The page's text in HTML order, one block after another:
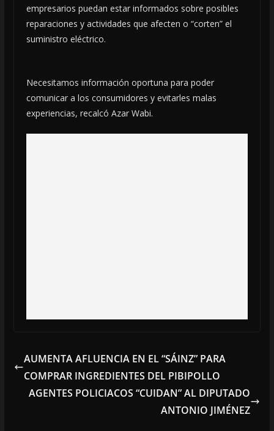
empresarios puedan estar informados sobre posibles
reparaciones y actividades que afecten o “corten” el
suministro eléctrico.
Necesitamos información oportuna para poder
comunicar a los consumidores y evitarles malas
experiencias, recalcó Azar Wabi.
AUMENTA AFLUENCIA EN EL “SÁINZ” PARA
COMPRAR INGREDIENTES DEL PIBIPOLLO
AGENTES POLICIACOS “CUIDAN” AL DIPUTADO
ANTONIO JIMÉNEZ